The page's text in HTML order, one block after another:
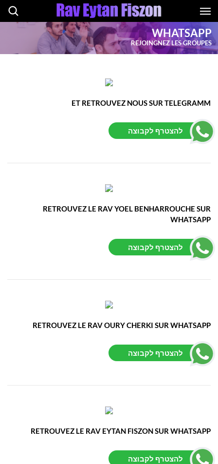
WHATSAPP
REJOINGNEZ LES GROUPES
ET RETROUVEZ NOUS SUR TELEGRAMM
להצטרף לקבוצה
RETROUVEZ LE RAV YOEL BENHARROUCHE SUR
WHATSAPP
להצטרף לקבוצה
RETROUVEZ LE RAV OURY CHERKI SUR WHATSAPP
להצטרף לקבוצה
RETROUVEZ LE RAV EYTAN FISZON SUR WHATSAPP
להצטרף לקבוצה